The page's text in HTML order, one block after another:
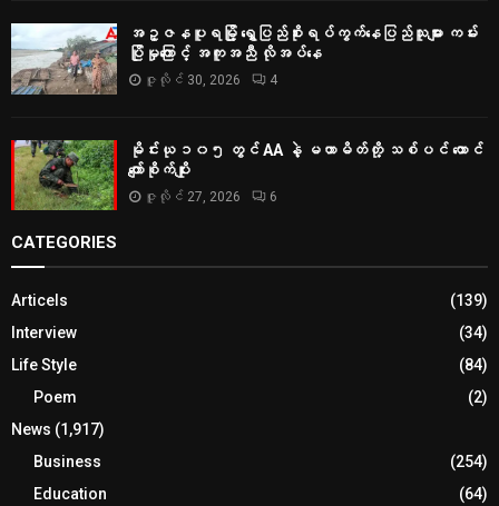
အဥ္ဇနပူရမြို့ ရွှေပြည်စိုးရပ်ကွက်နေပြည်သူများ ကမ်း
ပြိုမှုကြောင့် အကူအညီ လိုအပ်နေ
ဇူလိုင် 30, 2026 4
မိုင်းယု ၁၀၅ တွင် AA နဲ့ မဟာမိတ်တို့ သစ်ပင် ထောင်
ကျော်စိုက်ပျိုး
ဇူလိုင် 27, 2026 6
CATEGORIES
Articels
(139)
Interview
(34)
Life Style
(84)
Poem
(2)
News (1,917)
Business
(254)
Education
(64)